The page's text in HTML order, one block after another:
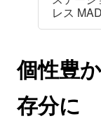
レス
個性豊
存分に